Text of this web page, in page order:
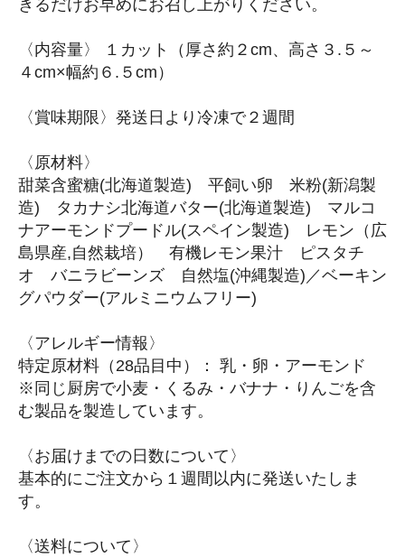
きるだけお早めにお召し上がりください。
〈内容量〉 １カット（厚さ約２cm、高さ３.５～
４cm×幅約６.５cm）
〈賞味期限〉発送日より冷凍で２週間
〈原材料〉
甜菜含蜜糖(北海道製造) 平飼い卵 米粉(新潟製
造) タカナシ北海道バター(北海道製造) マルコ
ナアーモンドプードル(スペイン製造) レモン（広
島県産,自然栽培） 有機レモン果汁 ピスタチ
オ バニラビーンズ 自然塩(沖縄製造)／ベーキン
グパウダー(アルミニウムフリー)
〈アレルギー情報〉
特定原材料（28品目中）： 乳・卵・アーモンド
※同じ厨房で小麦・くるみ・バナナ・りんごを含
む製品を製造しています。
〈お届けまでの日数について〉
基本的にご注文から１週間以内に発送いたしま
す。
〈送料について〉